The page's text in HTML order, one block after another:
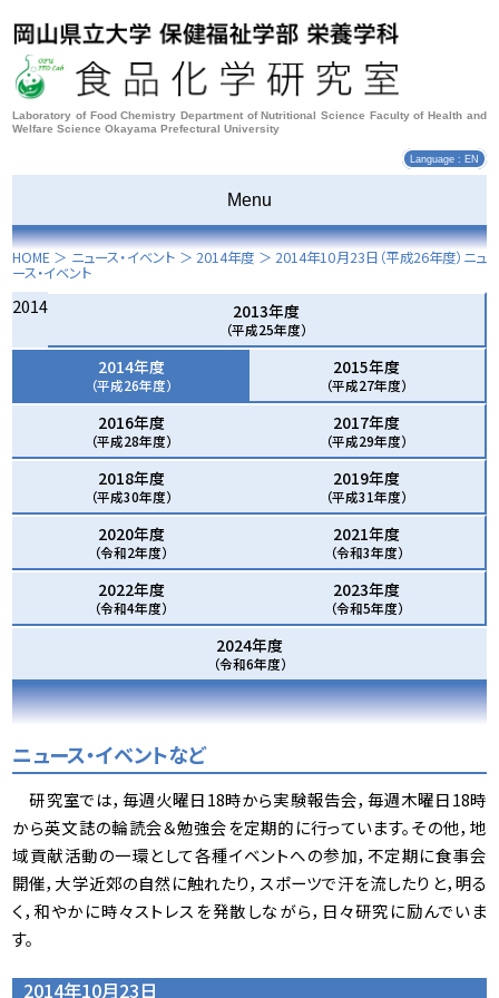
Laboratory of Food Chemistry Department of Nutritional Science Faculty of Health and
Welfare Science Okayama Prefectural University
Language : EN
Menu
HOME ＞ ニュース・イベント ＞ 2014年度 ＞ 2014年10月23日 （平成26年度）ニュ
ース・イベント
2014 2013年度
（平成25年度）
2014年度
（平成26年度）
2015年度
（平成27年度）
2016年度
（平成28年度）
2017年度
（平成29年度）
2018年度
（平成30年度）
2019年度
（平成31年度）
2020年度
（令和2年度）
2021年度
（令和3年度）
2022年度
（令和4年度）
2023年度
（令和5年度）
2024年度
（令和6年度）
ニュース・イベントなど
研究室では，毎週火曜日18時から実験報告会，毎週木曜日18時
から英文誌の輪読会＆勉強会を定期的に行っています。その他，地
域貢献活動の一環として各種イベントへの参加，不定期に食事会
開催，大学近郊の自然に触れたり，スポーツで汗を流したりと，明る
く，和やかに時々ストレスを発散しながら，日々研究に励んでいま
す。
2014年10月23日